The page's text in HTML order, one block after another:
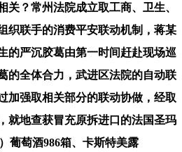
关？常州法院成立取工商、卫生、
织联手的消费平安联动机制，蒋某
的严沉胶葛由第一时间赶赴现场巡
的全体合力，武进区法院的自动联
加强取相关部分的联动协做，经取
就地查获冒充原拆进口的法国圣玛
葡萄酒986箱、卡斯特美露